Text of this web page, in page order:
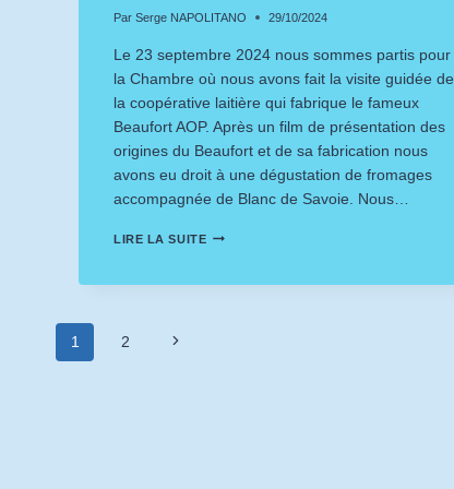
Par Serge NAPOLITANO 29/10/2024
Le 23 septembre 2024 nous sommes partis pour
la Chambre où nous avons fait la visite guidée de
la coopérative laitière qui fabrique le fameux
Beaufort AOP. Après un film de présentation des
origines du Beaufort et de sa fabrication nous
avons eu droit à une dégustation de fromages
accompagnée de Blanc de Savoie. Nous…
LIRE LA SUITEJOURNÉE
!
Navigation
1 2
Page